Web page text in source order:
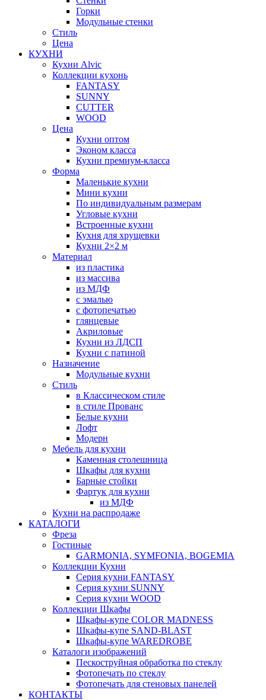
Горки
Модульные стенки
Стиль
Цена
КУХНИ
Кухни Alvic
Коллекции кухонь
FANTASY
SUNNY
CUTTER
WOOD
Цена
Кухни оптом
Эконом класса
Кухни премиум-класса
Форма
Маленькие кухни
Мини кухни
По индивидуальным размерам
Угловые кухни
Встроенные кухни
Кухня для хрущевки
Кухни 2×2 м
Материал
из пластика
из массива
из МДФ
с эмалью
с фотопечатью
глянцевые
Акриловые
Кухни из ЛДСП
Кухни с патиной
Назначение
Модульные кухни
Стиль
в Классическом стиле
в стиле Прованс
Белые кухни
Лофт
Модерн
Мебель для кухни
Каменная столешница
Шкафы для кухни
Барные стойки
Фартук для кухни
из МДФ
Кухни на распродаже
КАТАЛОГИ
Фреза
Гостиные
GARMONIA, SYMFONIA, BOGEMIA
Коллекции Кухни
Серия кухни FANTASY
Серия кухни SUNNY
Серия кухни WOOD
Коллекции Шкафы
Шкафы-купе COLOR MADNESS
Шкафы-купе SAND-BLAST
Шкафы-купе WAREDROBE
Каталоги изображений
Пескоструйная обработка по стеклу
Фотопечать по стеклу
Фотопечать для стеновых панелей
КОНТАКТЫ